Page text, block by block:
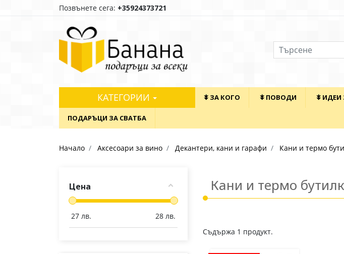
Позвънете сега: +35924373721
КАТЕГОРИИ ⯯ ЗА КОГО ⯯ ПОВОДИ ⯯ ИДЕИ
ПОДАРЪЦИ ЗА СВАТБА
Начало Аксесоари за вино Декантери, кани и гарафи Кани и термо
Цена
27 лв. 28 лв.
Кани и термо
Съдържа 1 продукт.